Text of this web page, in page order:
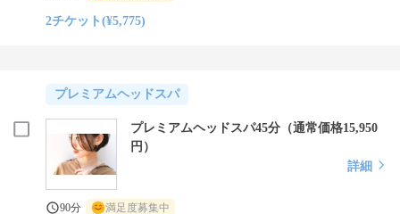
2チケット(¥5,775)
プレミアムヘッドスパ
プレミアムヘッドスパ45分（通常価格15,950
円）
詳細
90分 満足度募集中